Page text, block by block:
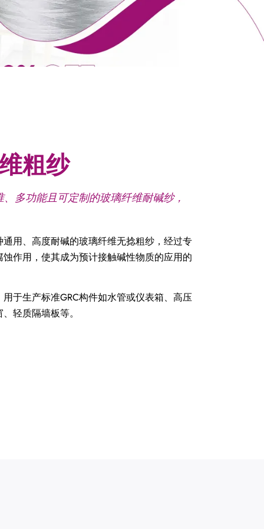
粗纱
多功能且可定制的玻璃纤维耐碱纱，
用、高度耐碱的玻璃纤维无捻粗纱，经过专
作用，使其成为预计接触碱性物质的应用的
于生产标准GRC构件如水管或仪表箱、高压
轻质隔墙板等。